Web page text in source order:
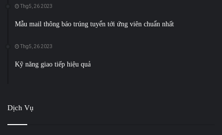
Thg5, 26 2023
Mẫu mail thông báo trúng tuyển tới ứng viên chuẩn nhất
Thg5, 26 2023
Kỹ năng giao tiếp hiệu quả
Dịch Vụ